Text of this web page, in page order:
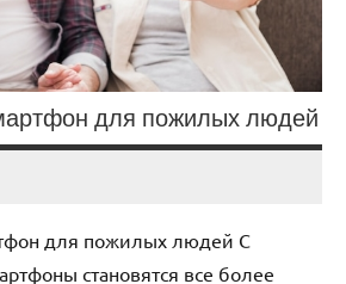
для пожилых людей
для пожилых людей С
становятся все более